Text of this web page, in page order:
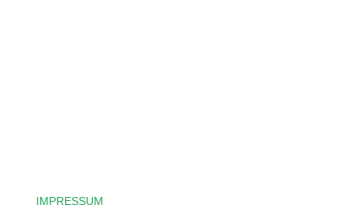
IMPRESSUM